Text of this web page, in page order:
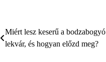
Bejegyzés
Miért lesz keserű a bodzabogyó
lekvár, és hogyan előzd meg?